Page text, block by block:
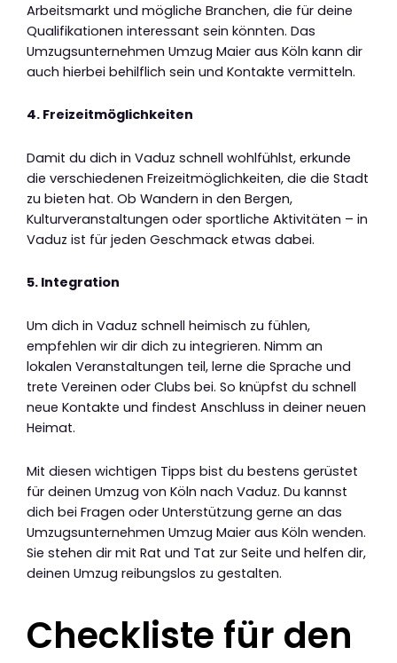
Arbeitsmarkt und mögliche Branchen, die für deine
Qualifikationen interessant sein könnten. Das
Umzugsunternehmen Umzug Maier aus Köln kann dir
auch hierbei behilflich sein und Kontakte vermitteln.
4. Freizeitmöglichkeiten
Damit du dich in Vaduz schnell wohlfühlst, erkunde
die verschiedenen Freizeitmöglichkeiten, die die Stadt
zu bieten hat. Ob Wandern in den Bergen,
Kulturveranstaltungen oder sportliche Aktivitäten – in
Vaduz ist für jeden Geschmack etwas dabei.
5. Integration
Um dich in Vaduz schnell heimisch zu fühlen,
empfehlen wir dir dich zu integrieren. Nimm an
lokalen Veranstaltungen teil, lerne die Sprache und
trete Vereinen oder Clubs bei. So knüpfst du schnell
neue Kontakte und findest Anschluss in deiner neuen
Heimat.
Mit diesen wichtigen Tipps bist du bestens gerüstet
für deinen Umzug von Köln nach Vaduz. Du kannst
dich bei Fragen oder Unterstützung gerne an das
Umzugsunternehmen Umzug Maier aus Köln wenden.
Sie stehen dir mit Rat und Tat zur Seite und helfen dir,
deinen Umzug reibungslos zu gestalten.
Checkliste für den